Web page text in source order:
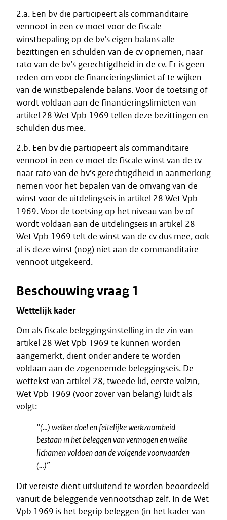
2.a. Een bv die participeert als commanditaire
vennoot in een cv moet voor de fiscale
winstbepaling op de bv’s eigen balans alle
bezittingen en schulden van de cv opnemen, naar
rato van de bv’s gerechtigdheid in de cv. Er is geen
reden om voor de financieringslimiet af te wijken
van de winstbepalende balans. Voor de toetsing of
wordt voldaan aan de financieringslimieten van
artikel 28 Wet Vpb 1969 tellen deze bezittingen en
schulden dus mee.
2.b. Een bv die participeert als commanditaire
vennoot in een cv moet de fiscale winst van de cv
naar rato van de bv’s gerechtigdheid in aanmerking
nemen voor het bepalen van de omvang van de
winst voor de uitdelingseis in artikel 28 Wet Vpb
1969. Voor de toetsing op het niveau van bv of
wordt voldaan aan de uitdelingseis in artikel 28
Wet Vpb 1969 telt de winst van de cv dus mee, ook
al is deze winst (nog) niet aan de commanditaire
vennoot uitgekeerd.
Beschouwing vraag 1
Wettelijk kader
Om als fiscale beleggingsinstelling in de zin van
artikel 28 Wet Vpb 1969 te kunnen worden
aangemerkt, dient onder andere te worden
voldaan aan de zogenoemde beleggingseis. De
wettekst van artikel 28, tweede lid, eerste volzin,
Wet Vpb 1969 (voor zover van belang) luidt als
volgt:
“(…) welker doel en feitelijke werkzaamheid
bestaan in het beleggen van vermogen en welke
lichamen voldoen aan de volgende voorwaarden
(…)”
Dit vereiste dient uitsluitend te worden beoordeeld
vanuit de beleggende vennootschap zelf. In de Wet
Vpb 1969 is het begrip beleggen (in het kader van